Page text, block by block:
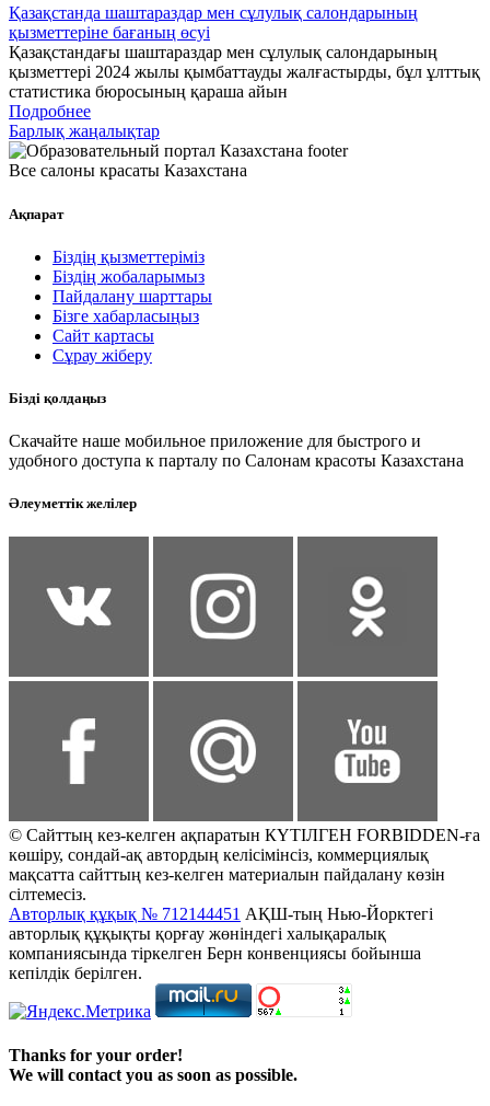
Қазақстанда шаштараздар мен сұлулық салондарының
қызметтеріне бағаның өсуі
Қазақстандағы шаштараздар мен сұлулық салондарының
қызметтері 2024 жылы қымбаттауды жалғастырды, бұл ұлттық
статистика бюросының қараша айын
Подробнее
Барлық жаңалықтар
Все салоны красаты Казахстана
Ақпарат
Біздің қызметтеріміз
Біздің жобаларымыз
Пайдалану шарттары
Бізге хабарласыңыз
Сайт картасы
Сұрау жіберу
Бізді қолдаңыз
Скачайте наше мобильное приложение для быстрого и
удобного доступа к парталу по Салонам красоты Казахстана
Әлеуметтік желілер
© Сайттың кез-келген ақпаратын КҮТІЛГЕН FORBIDDEN-ға
көшіру, сондай-ақ автордың келісімінсіз, коммерциялық
мақсатта сайттың кез-келген материалын пайдалану көзін
сілтемесіз.
Авторлық құқық № 712144451 АҚШ-тың Нью-Йорктегі
авторлық құқықты қорғау жөніндегі халықаралық
компаниясында тіркелген Берн конвенциясы бойынша
кепілдік берілген.
Thanks for your order!
We will contact you as soon as possible.